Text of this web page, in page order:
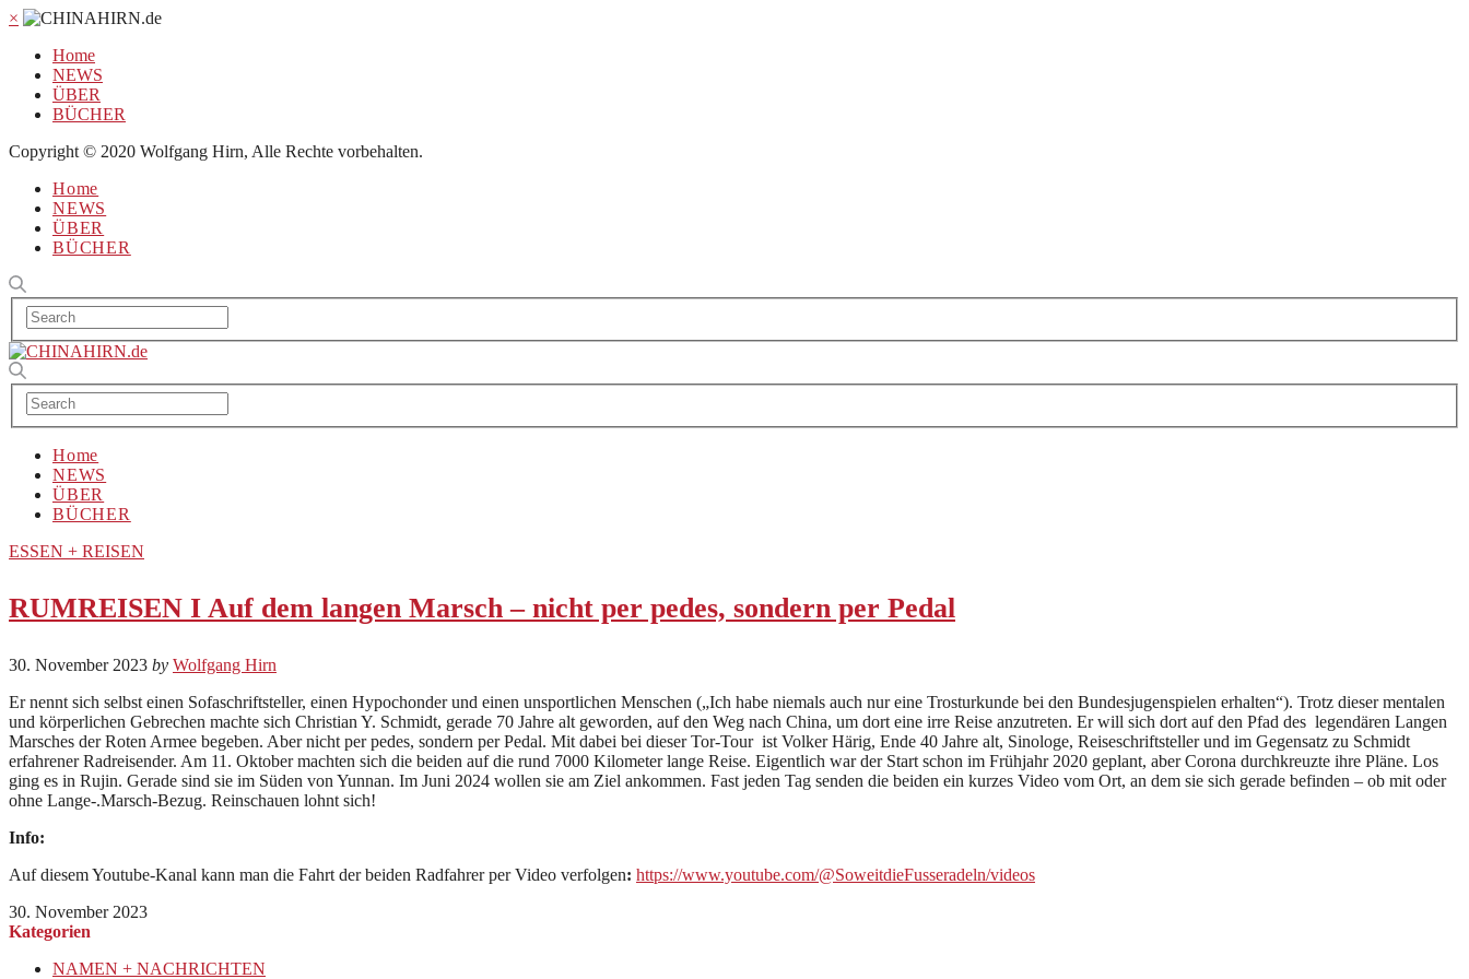
×
Home
NEWS
ÜBER
BÜCHER
Copyright © 2020 Wolfgang Hirn, Alle Rechte vorbehalten.
Home
NEWS
ÜBER
BÜCHER
Home
NEWS
ÜBER
BÜCHER
ESSEN + REISEN
RUMREISEN I Auf dem langen Marsch – nicht per pedes, sondern per Pedal
30. November 2023 by Wolfgang Hirn
Er nennt sich selbst einen Sofaschriftsteller, einen Hypochonder und einen unsportlichen Menschen („Ich habe niemals auch nur eine Trosturkunde bei den Bundesjugenspielen erhalten“). Trotz dieser mentalen
und körperlichen Gebrechen machte sich Christian Y. Schmidt, gerade 70 Jahre alt geworden, auf den Weg nach China, um dort eine irre Reise anzutreten. Er will sich dort auf den Pfad des legendären Langen
Marsches der Roten Armee begeben. Aber nicht per pedes, sondern per Pedal. Mit dabei bei dieser Tor-Tour ist Volker Härig, Ende 40 Jahre alt, Sinologe, Reiseschriftsteller und im Gegensatz zu Schmidt
erfahrener Radreisender. Am 11. Oktober machten sich die beiden auf die rund 7000 Kilometer lange Reise. Eigentlich war der Start schon im Frühjahr 2020 geplant, aber Corona durchkreuzte ihre Pläne. Los
ging es in Rujin. Gerade sind sie im Süden von Yunnan. Im Juni 2024 wollen sie am Ziel ankommen. Fast jeden Tag senden die beiden ein kurzes Video vom Ort, an dem sie sich gerade befinden – ob mit oder
ohne Lange-.Marsch-Bezug. Reinschauen lohnt sich!
Info:
Auf diesem Youtube-Kanal kann man die Fahrt der beiden Radfahrer per Video verfolgen: https://www.youtube.com/@SoweitdieFusseradeln/videos
30. November 2023
Kategorien
NAMEN + NACHRICHTEN